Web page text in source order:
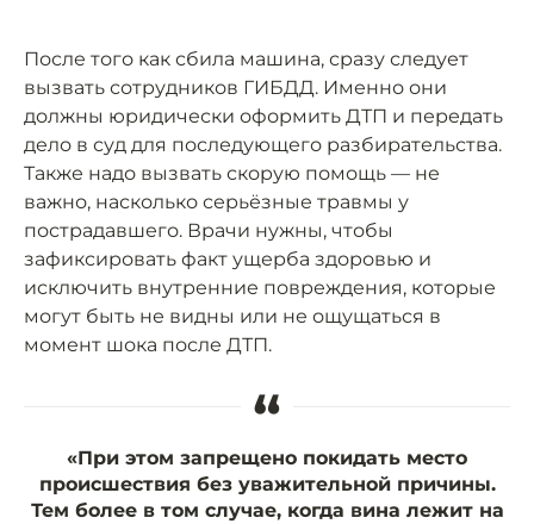
После того как сбила машина, сразу следует
вызвать сотрудников ГИБДД. Именно они
должны юридически оформить ДТП и передать
дело в суд для последующего разбирательства.
Также надо вызвать скорую помощь — не
важно, насколько серьёзные травмы у
пострадавшего. Врачи нужны, чтобы
зафиксировать факт ущерба здоровью и
исключить внутренние повреждения, которые
могут быть не видны или не ощущаться в
момент шока после ДТП.
“
«При этом запрещено покидать место
происшествия без уважительной причины.
Тем более в том случае, когда вина лежит на